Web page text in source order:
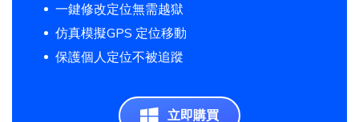
一鍵修改定位無需越獄
仿真模擬GPS 定位移動
保護個人定位不被追蹤
立即購買